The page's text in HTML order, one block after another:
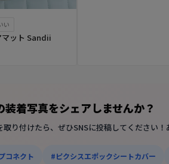
い
ット Sandii
装着写真をシェアしませんか？
取り付けたら、ぜひSNSに投稿してください
コネクト #ピクシスエポックシートカバー